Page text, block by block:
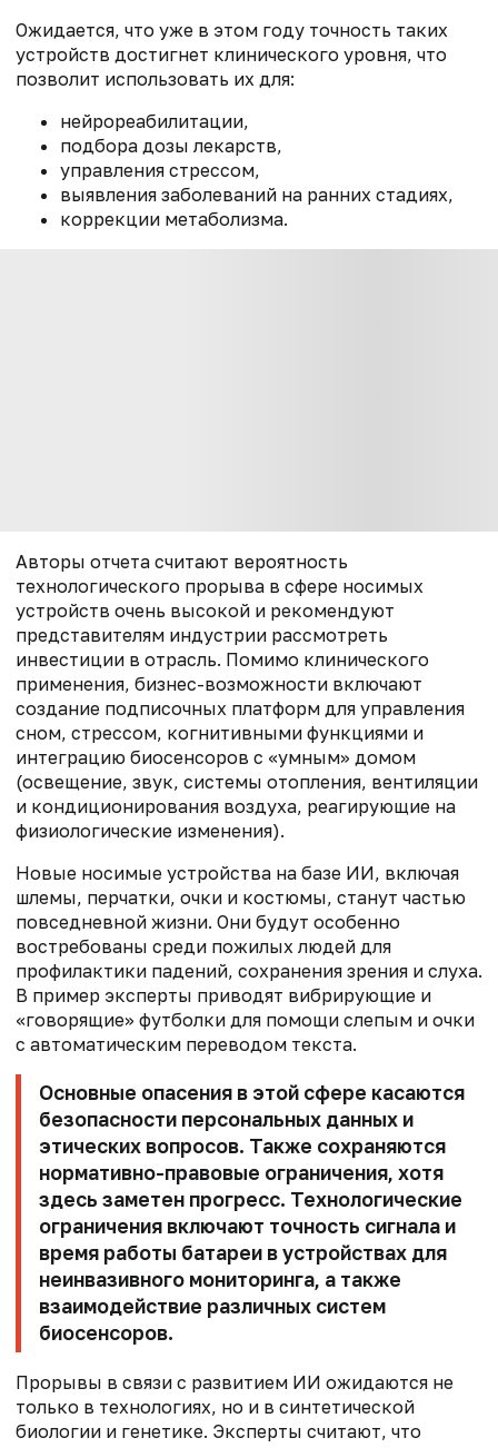
Ожидается, что уже в этом году точность таких
устройств достигнет клинического уровня, что
позволит использовать их для:
нейрореабилитации,
подбора дозы лекарств,
управления стрессом,
выявления заболеваний на ранних стадиях,
коррекции метаболизма.
Авторы отчета считают вероятность
технологического прорыва в сфере носимых
устройств очень высокой и рекомендуют
представителям индустрии рассмотреть
инвестиции в отрасль. Помимо клинического
применения, бизнес-возможности включают
создание подписочных платформ для управления
сном, стрессом, когнитивными функциями и
интеграцию биосенсоров с «умным» домом
(освещение, звук, системы отопления, вентиляции
и кондиционирования воздуха, реагирующие на
физиологические изменения).
Новые носимые устройства на базе ИИ, включая
шлемы, перчатки, очки и костюмы, станут частью
повседневной жизни. Они будут особенно
востребованы среди пожилых людей для
профилактики падений, сохранения зрения и слуха.
В пример эксперты приводят вибрирующие и
«говорящие» футболки для помощи слепым и очки
с автоматическим переводом текста.
Основные опасения в этой сфере касаются
безопасности персональных данных и
этических вопросов. Также сохраняются
нормативно-правовые ограничения, хотя
здесь заметен прогресс. Технологические
ограничения включают точность сигнала и
время работы батареи в устройствах для
неинвазивного мониторинга, а также
взаимодействие различных систем
биосенсоров.
Прорывы в связи с развитием ИИ ожидаются не
только в технологиях, но и в синтетической
биологии и генетике. Эксперты считают, что